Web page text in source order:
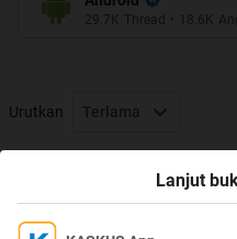
29.7K Thread • 18.6K
Urutkan Terlama
Thread Digembok
Lanjut